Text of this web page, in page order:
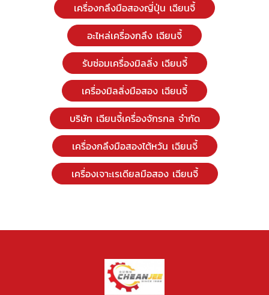
เครื่องกลึงมือสองญี่ปุ่น เฉียนจี้
อะไหล่เครื่องกลึง เฉียนจี้
รับซ่อมเครื่องมิลลิ่ง เฉียนจี้
เครื่องมิลลิ่งมือสอง เฉียนจี้
บริษัท เฉียนจี้เครื่องจักรกล จํากัด
เครื่องกลึงมือสองไต้หวัน เฉียนจี้
เครื่องเจาะเรเดียลมือสอง เฉียนจี้